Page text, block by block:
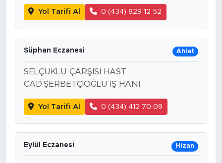
Yol Tarifi Al 0 (434) 829 12 52
Süphan Eczanesi Ahlat
SELÇUKLU ÇARŞISI HAST
CAD.ŞERBETÇİOĞLU İŞ HANI
Yol Tarifi Al 0 (434) 412 70 09
Eylül Eczanesi Hizan